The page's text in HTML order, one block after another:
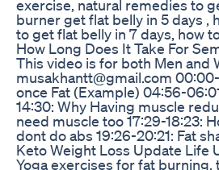
exercise, natural remedies to
burner get flat belly in 5 days ,
to get flat belly in 7 days, how
How Long Does It Take For
This video is for both Men and
musakhantt@gmail.com
once Fat (Example) 04:56-
14:30: Why Having muscle
need muscle too 17:29-18:23:
dont do abs 19:26-20:21: Fat
Keto Weight Loss Update Life
Yoga exercises for fat